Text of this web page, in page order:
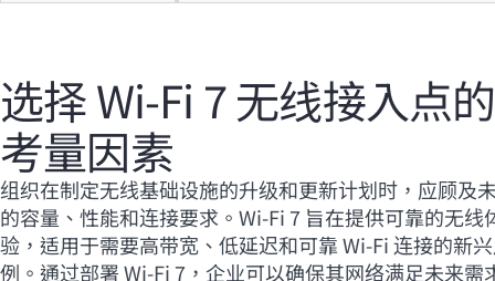
选择Wi-Fi 7 无线接入点的
考量因素
组织在制定无线基础设施的升级和更新计划时，应顾及
的容量、性能和连接要求。 Wi-Fi 7 旨在提供可靠的无线
验，适用于需要高带宽、低延迟和可靠Wi-Fi连接的新
例。通过部署Wi-Fi 7，企业可以确保其网络满足未来需